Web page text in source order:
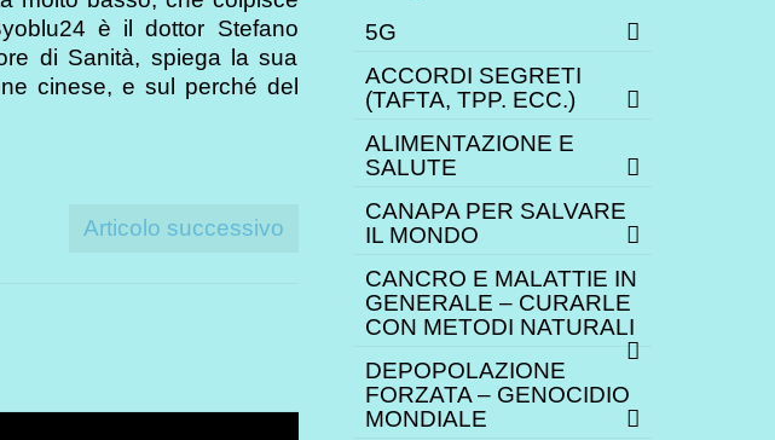
è il dottor Stefano
di Sanità, spiega la sua
cinese, e sul perché del
Articolo successivo
5G
ACCORDI SEGRETI
(TAFTA, TPP. ECC.)
ALIMENTAZIONE E
SALUTE
CANAPA PER SALVARE
IL MONDO
CANCRO E MALATTIE IN
GENERALE – CURARLE
CON METODI NATURALI
DEPOPOLAZIONE
FORZATA – GENOCIDIO
MONDIALE